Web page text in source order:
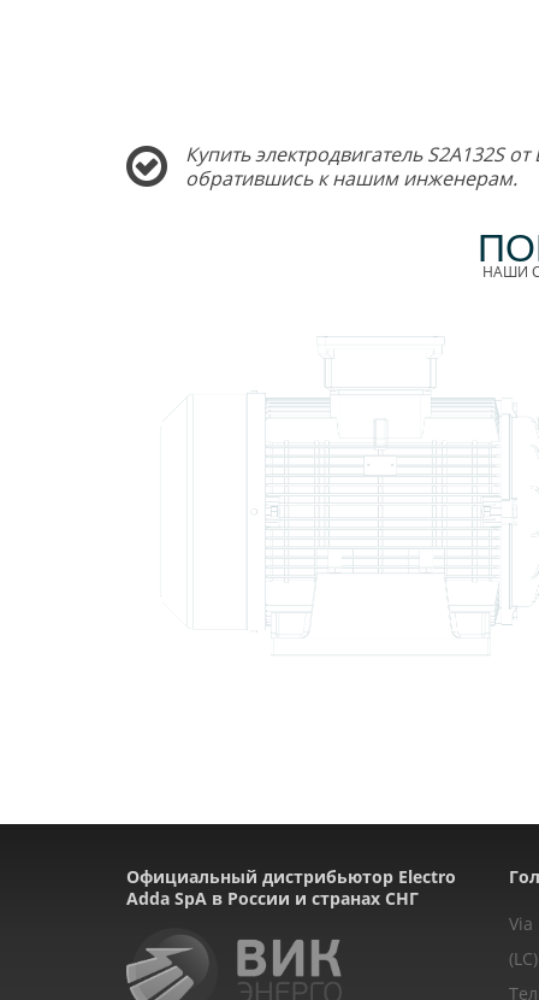
Купить электродвигатель S2A132S
обратившись к нашим инженерам.
НАШИ
Официальный дистрибьютор Electro
Adda SpA в России и странах СНГ
Via